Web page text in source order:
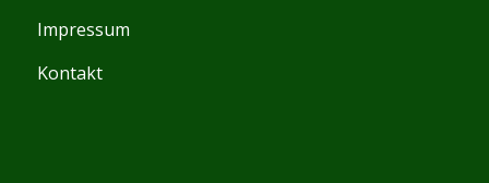
Impressum
Kontakt